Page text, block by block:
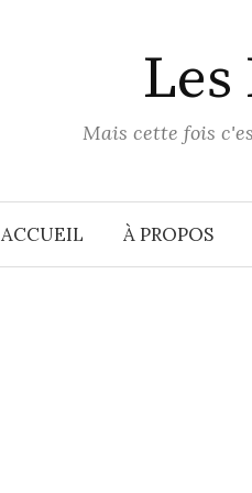
Les
Mais cette fois
ACCUEIL À PROPOS